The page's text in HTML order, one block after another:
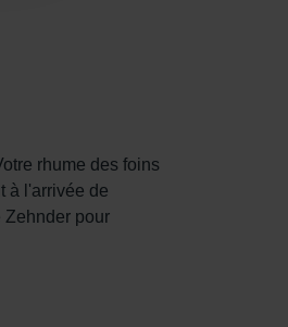
rhume des foins
à l'arrivée de
Zehnder pour